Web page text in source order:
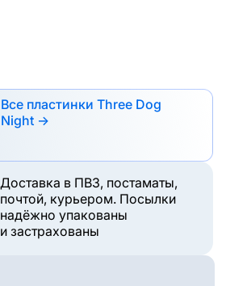
Все пластинки Three Dog
Night →
Доставка в ПВЗ, постаматы,
почтой, курьером. Посылки
надёжно упакованы
и застрахованы